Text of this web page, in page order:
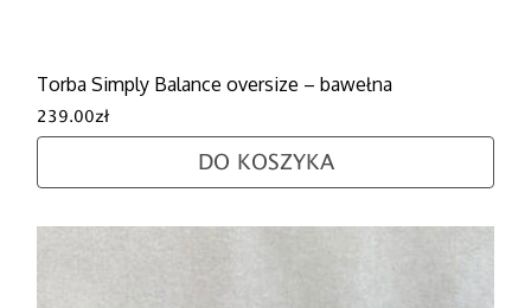
Torba Simply Balance oversize – bawełna
239.00zł
DO KOSZYKA